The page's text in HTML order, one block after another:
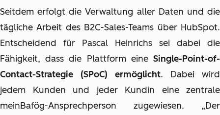
Seitdem erfolgt die Verwaltung aller Daten und die
tägliche Arbeit des B2C-Sales-Teams über HubSpot.
Entscheidend für Pascal Heinrichs sei dabei die
Fähigkeit, dass die Plattform eine Single-Point-of-
Contact-Strategie (SPoC) ermöglicht. Dabei wird
jedem Kunden und jeder Kundin eine zentrale
meinBafög-Ansprechperson zugewiesen. „Der